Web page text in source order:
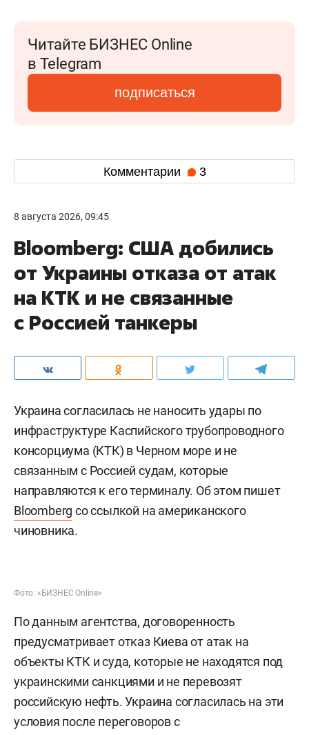
Читайте БИЗНЕС Online
в Telegram
подписаться
Комментарии 3
8 августа 2026, 09:45
Bloomberg: США добились
от Украины отказа от атак
на КТК и не связанные
с Россией танкеры
Украина согласилась не наносить удары по
инфраструктуре Каспийского трубопроводного
консорциума (КТК) в Черном море и не
связанным с Россией судам, которые
направляются к его терминалу. Об этом пишет
Bloomberg со ссылкой на американского
чиновника.
Фото: «БИЗНЕС Online»
По данным агентства, договоренность
предусматривает отказ Киева от атак на
объекты КТК и суда, которые не находятся под
украинскими санкциями и не перевозят
российскую нефть. Украина согласилась на эти
условия после переговоров с